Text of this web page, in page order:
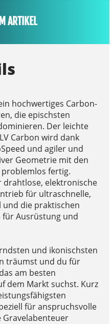
ARTIKEL
hochwertiges Carbon-
die epischsten
Der leichte
Carbon wird dank
und agiler und
Geometrie mit den
fertig.
drahtlose, elektronische
für ultraschnelle,
und die praktischen
für Ausrüstung und
und ikonischsten
träumst und du für
am besten
dem Markt suchst. Kurz
für anspruchsvolle
Gravelabenteuer